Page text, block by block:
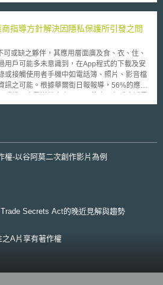
Foundation for the Future Act）以及《美
億美元，供美國國家科學基金會（NSF）
再展開協
兩院協商委員會通過。
解協議（Brand-Generic Litigation
（2007）年初美國參眾兩院先後提出內容
」（Fair Prescription Drug Competition Act,
品化妝品法禁止授權學名藥上市法案」（To
and Cosmetic Act to prohibit the
drugs, H.R.806），禁止專利藥廠自行或
是授權第三人製造銷售授權學名藥，企圖透過
的學名藥廠，在其所獲180日市場專屬期間
出「保護可負擔
Access to Affordable Generics Act,
接簽訂給予ANDA申請者任何對價（不限金
Settlement）等。
指導方針解決因隱私保護所引發之問
或缺之夥伴，其應用層面廣及食、衣、住、
用戶可能多未意識到，在App程式的下載及安
或接觸使用者手機中如電話簿、照片、影音檔
訊之可能。根據華爾街日報報導，56%的應用
拿大當地的隱私法規要
供應商、應用平台或是廣告商，只要有接觸
法規之義務。但考量App這樣一個嶄新又快
機關（Office of the Privacy Commissioner of
Office of the Information & Privacy
之程度；除必須使用清晰且易懂之方式告知用
權-以谷阿莫二次創作影片為例
Secrets Act的晚近見解與趨勢
A片享有著作權